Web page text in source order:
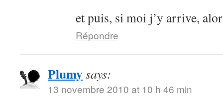
et puis, si moi j’y arrive,
Répondre
Plumysays:
13 novembre 2010 at 10 h 46 min